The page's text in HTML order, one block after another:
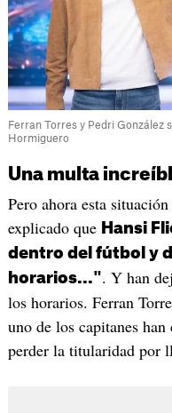
Ferran Torres y Pedri González
Hormiguero
Una multa
Pero ahora esta
explicado que Hansi
dentro del fútbol y
horarios...". Y han
los horarios. Ferran
uno de los capitanes
perder la titularidad por